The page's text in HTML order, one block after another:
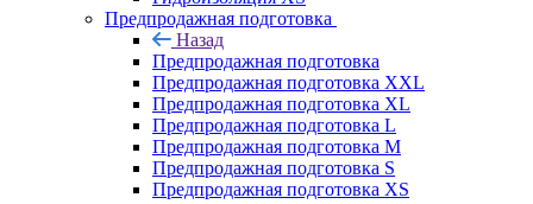
Предпродажная подготовка
Назад
Предпродажная подготовка
Предпродажная подготовка XXL
Предпродажная подготовка XL
Предпродажная подготовка L
Предпродажная подготовка M
Предпродажная подготовка S
Предпродажная подготовка XS